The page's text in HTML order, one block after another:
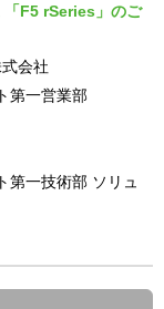
「F5 rSeries」のご
会社
第一営業部
第一技術部 ソリュ